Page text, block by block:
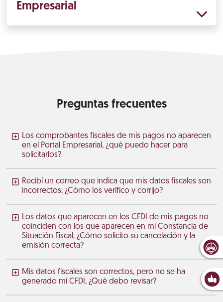
Empresarial
Preguntas frecuentes
Los comprobantes fiscales de mis pagos no aparecen
en el Portal Empresarial, ¿qué puedo hacer para
solicitarlos?
Recibí un correo que indica que mis datos fiscales son
incorrectos, ¿Cómo los verifico y corrijo?
Los datos que aparecen en los CFDI de mis pagos no
coinciden con los que aparecen en mi Constancia de
Situación Fiscal, ¿Cómo solicito su cancelación y la
emisión correcta?
Mis datos fiscales son correctos, pero no se ha
generado mi CFDI, ¿Qué debo revisar?